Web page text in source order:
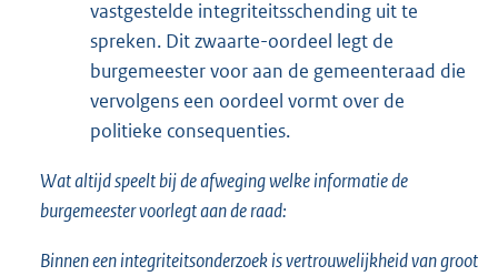
vastgestelde integriteitsschending uit te
spreken. Dit zwaarte-oordeel legt de
burgemeester voor aan de gemeenteraad die
vervolgens een oordeel vormt over de
politieke consequenties.
Wat altijd speelt bij de afweging welke informatie de
burgemeester voorlegt aan de raad:
Binnen een integriteitsonderzoek is vertrouwelijkheid van groot